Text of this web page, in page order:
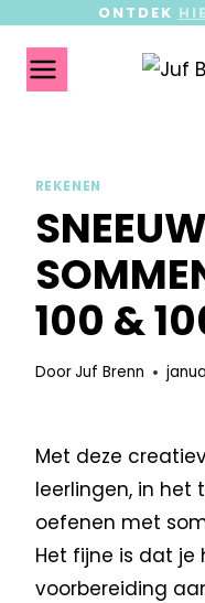
ONTDEK
REKENEN
100 &
DoorJuf Brenn
Met deze
leerlingen, in het
oefenen met
Het fijne is dat je
voorbereiding